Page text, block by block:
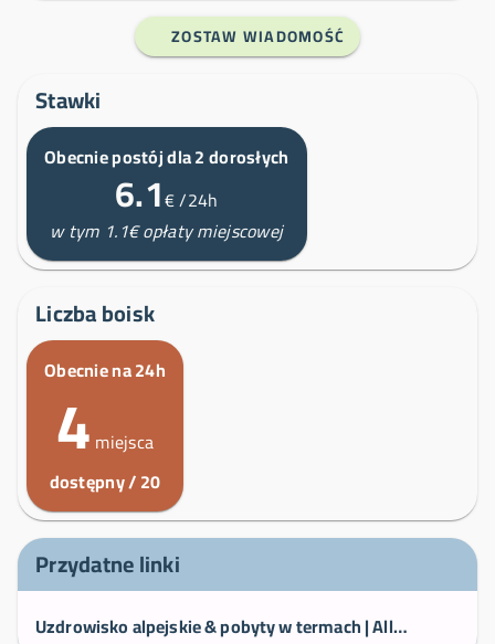
ZOSTAW WIADOMOŚĆ
Stawki
Obecnie postój dla 2 dorosłych
6.1€/24h
w tym 1.1€ opłaty miejscowej
Liczba boisk
Obecnie na 24h
4 miejsca
dostępny / 20
Przydatne linki
Uzdrowisko alpejskie & pobyty w termach | Allevard-Les-Bains